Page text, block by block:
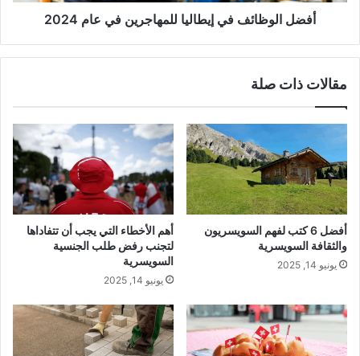
أفضل الوظائف في إيطاليا للمهاجرين في عام 2024
مقالات ذات صلة
أفضل 6 كتب لفهم السويسريون
والثقافة السويسرية
يونيو 14, 2025
أهم الأخطاء التي يجب أن تتفاداها
لتجنب رفض طلب الجنسية
السويسرية
يونيو 14, 2025